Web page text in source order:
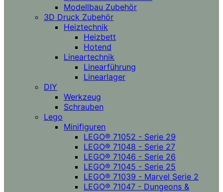
Modellbau Zubehör
3D Druck Zubehör
Heiztechnik
Heizbett
Hotend
Lineartechnik
Linearführung
Linearlager
DIY
Werkzeug
Schrauben
Lego
Minifiguren
LEGO® 71052 - Serie 29
LEGO® 71048 - Serie 27
LEGO® 71046 - Serie 26
LEGO® 71045 - Serie 25
LEGO® 71039 - Marvel Serie 2
LEGO® 71047 - Dungeons &